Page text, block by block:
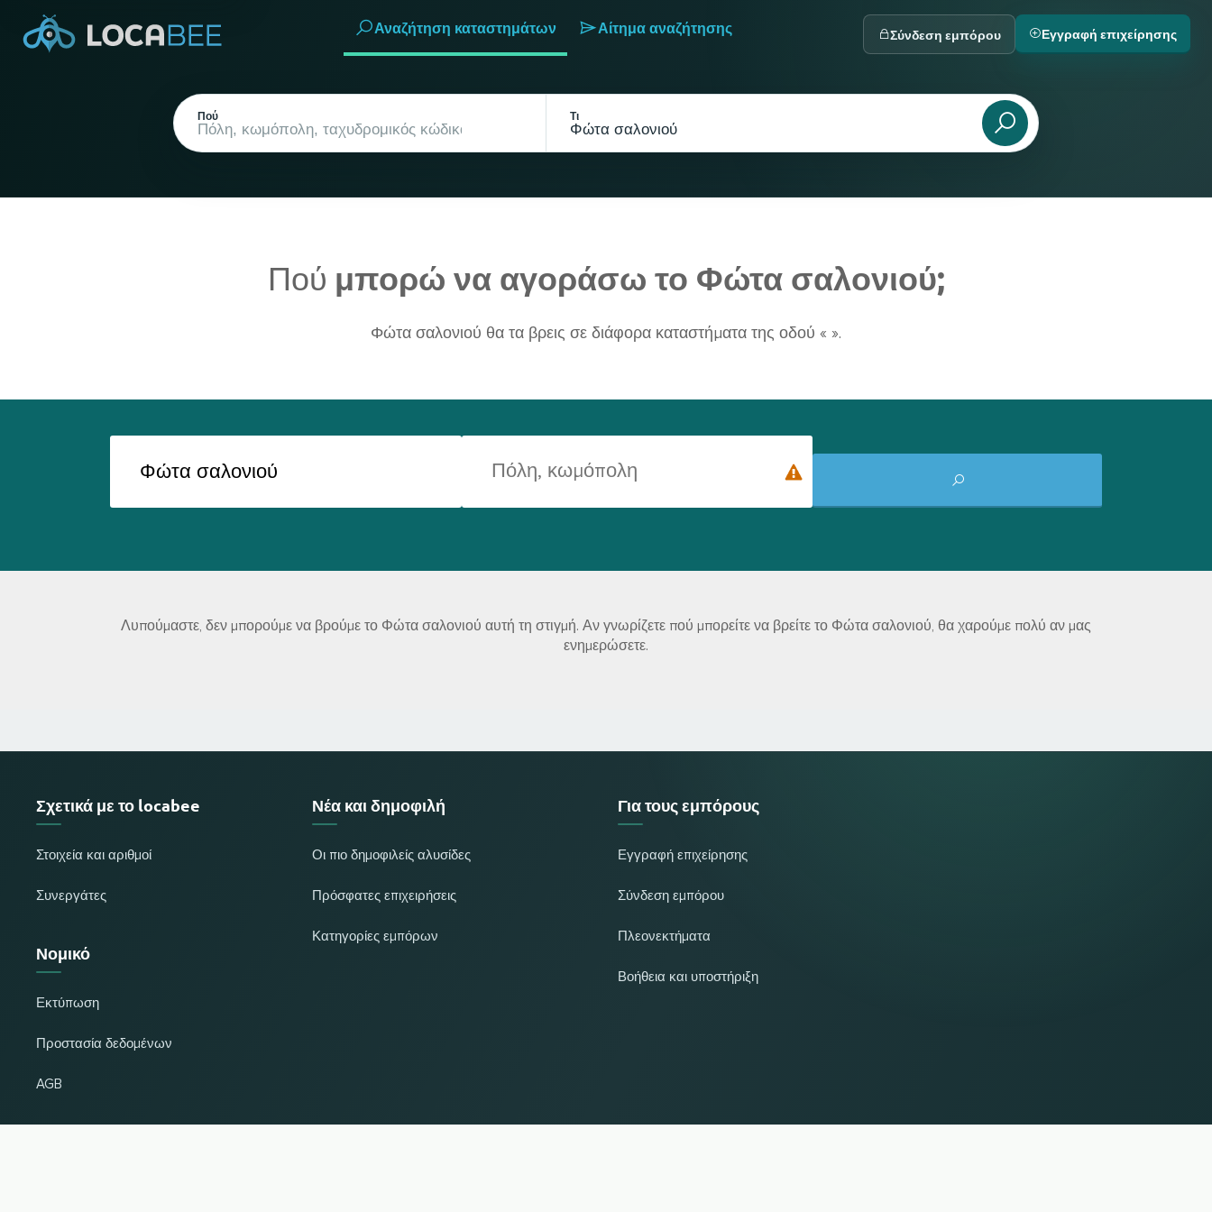
Αναζήτηση καταστημάτων Αίτημα αναζήτησης
Πού Τι
Σύνδεση εμπόρου Εγγραφή επιχείρησης
Πού μπορώ να αγοράσω το Φώτα σαλονιού;
Φώτα σαλονιού θα τα βρεις σε διάφορα καταστήματα της οδού « ».
Λυπούμαστε, δεν μπορούμε να βρούμε το Φώτα σαλονιού αυτή τη στιγμή. Αν γνωρίζετε πού μπορείτε να βρείτε το Φώτα σαλονιού, θα χαρούμε πολύ αν μας
ενημερώσετε.
Σχετικά με το locabee
Στοιχεία και αριθμοί
Συνεργάτες
Νομικό
Εκτύπωση
Προστασία δεδομένων
AGB
Νέα και δημοφιλή
Οι πιο δημοφιλείς αλυσίδες
Πρόσφατες επιχειρήσεις
Κατηγορίες εμπόρων
Για τους εμπόρους
Εγγραφή επιχείρησης
Σύνδεση εμπόρου
Πλεονεκτήματα
Βοήθεια και υποστήριξη